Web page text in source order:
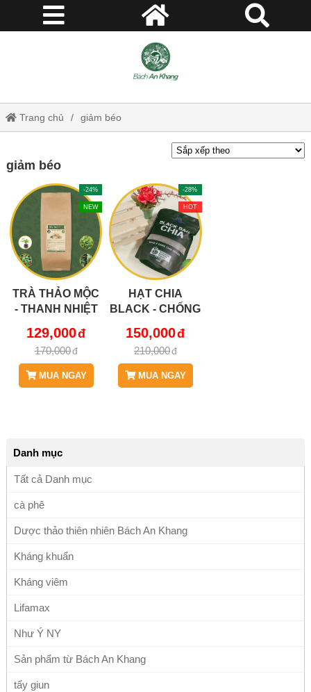
Trang chủ giảm béo
giảm béo
-24%
NEW
TRÀ THẢO MỘC
- THANH NHIỆT
TRATHAOMOC
129,000
170,000
MUA NGAY
-28%
HOT
HẠT CHIA
BLACK - CHỐNG
GIÚP TĂNG
CƯỜNG SỨC
KHỎE, GIẢM
BÉO, TỐT CHO
150,000
210,000
MUA NGAY
Danh mục
Tất cả Danh mục
cà phê
Dược thảo thiên nhiên Bách An Khang
Kháng khuẩn
Kháng viêm
Lifamax
Như Ý NY
Sản phẩm từ Bách An Khang
tẩy giun